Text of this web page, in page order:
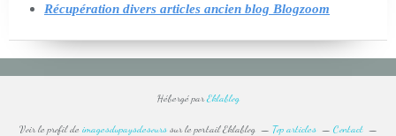
Récupération divers articles ancien blog Blogzoom
Hébergé parEklablog
Voir le profil de imagesdupaysdesourssur le portail Eklablog Top articles Contact